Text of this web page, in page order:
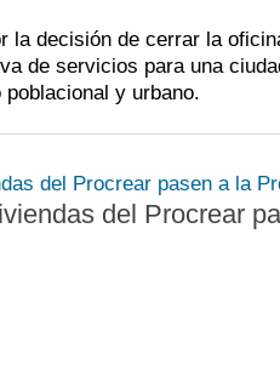
la decisión de cerrar la
de servicios para una
y urbano.
del Procrear